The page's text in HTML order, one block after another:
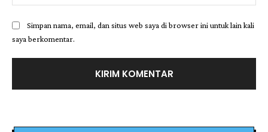
Simpan nama, email, dan situs web saya di browser ini untuk lain kali
saya berkomentar.